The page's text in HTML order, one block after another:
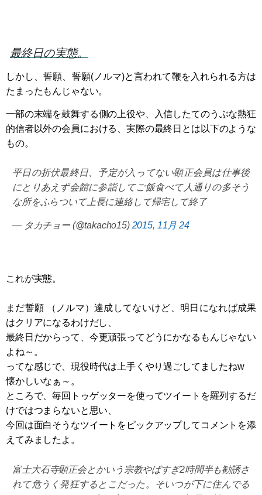
最終日の実態。
しかし、誓願、誓願(ノルマ)と言われて鞭を入れられる方は
たまったもんじゃない。
一部の末端を鼓舞する側の上役や、入信したてのうぶな熱狂
的信者以外の会員における、実際の最終日とは以下のような
もの。
平日の折伏最終日、予定が入ってない顕正会員は仕事後
にとりあえず会館に参詣してご飯食べて人通りの多そう
な所をふらついて上長に連絡して帰宅して終了
— タカチョー (@takacho15) 2015, 11月 24
これが実態。
まだ誓願 （ノルマ）達成してないけど、明日になれば成果
はクリアになるわけだし、
最終日だからって、今更頑張ってどうにかなるもんじゃない
よね～。
ってな感じで、現役時代は上手くやり過ごしてましたねw
懐かしいなぁ～。
ところで、毎回トゥゲッターを使ってツイートを羅列するだ
けではつまらないと思い、
今回は面白そうなツイートをピックアップしてコメントを添
えてみましたよ。
富士大石寺顕正会とかいう宗教やばすぎ2時間半も勧誘さ
れて危うく発狂するとこだった。そいつが下に住んでる